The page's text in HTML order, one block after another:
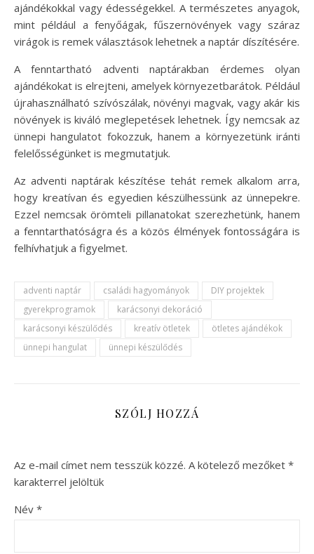
ajándékokkal vagy édességekkel. A természetes anyagok,
mint például a fenyőágak, fűszernövények vagy száraz
virágok is remek választások lehetnek a naptár díszítésére.
A fenntartható adventi naptárakban érdemes olyan
ajándékokat is elrejteni, amelyek környezetbarátok. Például
újrahasználható szívószálak, növényi magvak, vagy akár kis
növények is kiváló meglepetések lehetnek. Így nemcsak az
ünnepi hangulatot fokozzuk, hanem a környezetünk iránti
felelősségünket is megmutatjuk.
Az adventi naptárak készítése tehát remek alkalom arra,
hogy kreatívan és egyedien készülhessünk az ünnepekre.
Ezzel nemcsak örömteli pillanatokat szerezhetünk, hanem
a fenntarthatóságra és a közös élmények fontosságára is
felhívhatjuk a figyelmet.
adventi naptár családi hagyományok
DIY projektek
gyerekprogramok
karácsonyi dekoráció
karácsonyi készülődés
kreatív ötletek
ötletes ajándékok
ünnepi hangulat
ünnepi készülődés
SZÓLJ HOZZÁ
Az e-mail címet nem tesszük közzé. A kötelező mezőket *
karakterrel jelöltük
Név *